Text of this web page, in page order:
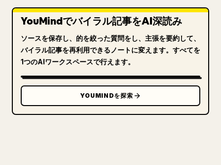
YouMindでバイラル記事をAI深読み
ソースを保存し、的を絞った質問をし、主張を要約して、
バイラル記事を再利用できるノートに変えます。すべてを
1つのAIワークスペースで行えます。
YOUMINDを探索